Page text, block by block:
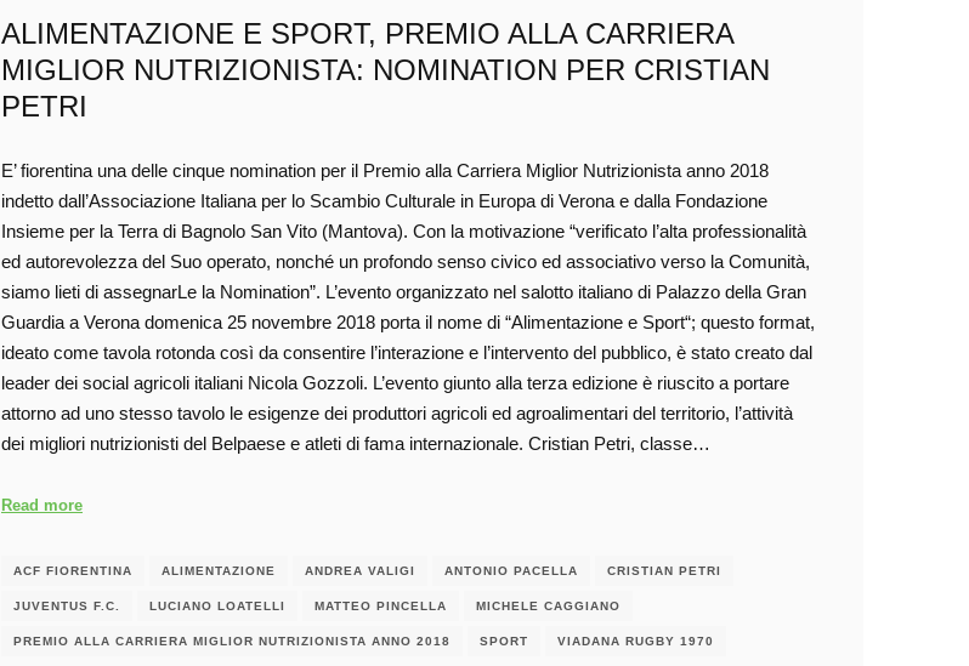
ALIMENTAZIONE E SPORT, PREMIO ALLA CARRIERA
MIGLIOR NUTRIZIONISTA: NOMINATION PER CRISTIAN
PETRI
E’ fiorentina una delle cinque nomination per il Premio alla Carriera Miglior Nutrizionista anno 2018
indetto dall’Associazione Italiana per lo Scambio Culturale in Europa di Verona e dalla Fondazione
Insieme per la Terra di Bagnolo San Vito (Mantova). Con la motivazione “verificato l’alta professionalità
ed autorevolezza del Suo operato, nonché un profondo senso civico ed associativo verso la Comunità,
siamo lieti di assegnarLe la Nomination”. L’evento organizzato nel salotto italiano di Palazzo della Gran
Guardia a Verona domenica 25 novembre 2018 porta il nome di “Alimentazione e Sport“; questo format,
ideato come tavola rotonda così da consentire l’interazione e l’intervento del pubblico, è stato creato dal
leader dei social agricoli italiani Nicola Gozzoli. L’evento giunto alla terza edizione è riuscito a portare
attorno ad uno stesso tavolo le esigenze dei produttori agricoli ed agroalimentari del territorio, l’attività
dei migliori nutrizionisti del Belpaese e atleti di fama internazionale. Cristian Petri, classe…
Read more
ACF FIORENTINA ALIMENTAZIONE ANDREA VALIGI ANTONIO PACELLA CRISTIAN PETRI
JUVENTUS F.C. LUCIANO LOATELLI MATTEO PINCELLA MICHELE CAGGIANO
PREMIO ALLA CARRIERA MIGLIOR NUTRIZIONISTA ANNO 2018 SPORT VIADANA RUGBY 1970